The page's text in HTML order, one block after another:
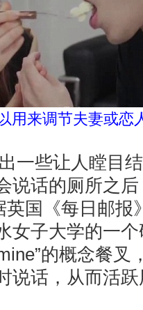
用来调节夫妻或恋
一些让人瞠目
说话的厕所之
英国《每日邮报
女子大学的一
的概念餐叉
说话，从而活